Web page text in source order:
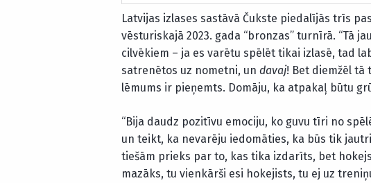
Latvijas izlases sastāvā Čukste piedalījās trīs
vēsturiskajā 2023. gada “bronzas” turnīrā. “Tā
cilvēkiem – ja es varētu spēlēt tikai izlasē, tad
satrenētos uz nometni, un davaj! Bet diemžēl tā
lēmums ir pieņemts. Domāju, ka atpakaļ būtu
“Bija daudz pozitīvu emociju, ko guvu tīri no
un teikt, ka nevarēju iedomāties, ka būs tik
tiešām prieks par to, kas tika izdarīts, bet
mazāks, tu vienkārši esi hokejists, tu ej uz